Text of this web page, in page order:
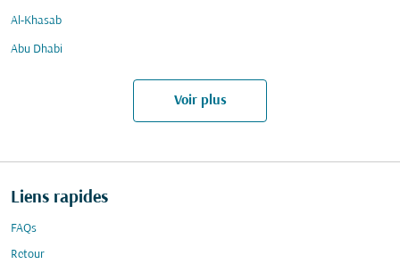
Al-Khasab
Abu Dhabi
Voir plus
Liens rapides
FAQs
Retour